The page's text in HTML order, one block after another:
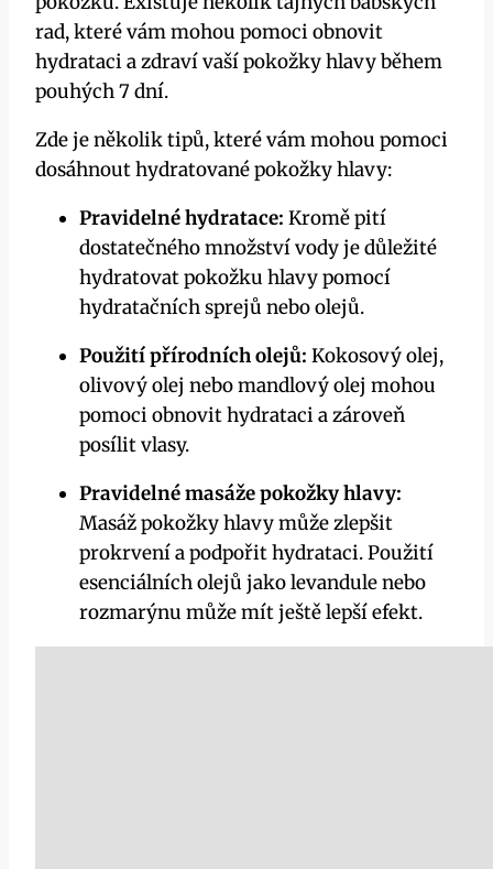
rad, které vám mohou pomoci obnovit
hydrataci a zdraví vaší pokožky hlavy během
pouhých 7 dní.
Zde je několik tipů, které vám mohou pomoci
dosáhnout hydratované pokožky hlavy:
Pravidelné hydratace: Kromě pití
dostatečného množství vody je důležité
hydratovat pokožku hlavy pomocí
hydratačních sprejů nebo olejů.
Použití přírodních olejů: Kokosový olej,
olivový olej nebo mandlový olej mohou
pomoci obnovit hydrataci a zároveň
posílit vlasy.
Pravidelné masáže pokožky hlavy:
Masáž pokožky hlavy může zlepšit
prokrvení a podpořit hydrataci. Použití
esenciálních olejů jako levandule nebo
rozmarýnu může mít ještě lepší efekt.